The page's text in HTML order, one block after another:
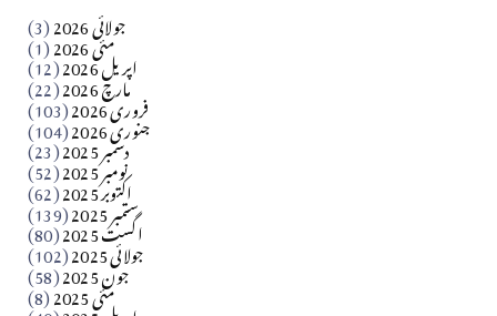
جولائی 2026 (3) مئی 2026 (1) اپریل 2026 (12) مارچ 2026 (22) فروری 2026 (103) جنوری 2026 (104) دسمبر 2025 (23) نومبر 2025 (52) اکتوبر 2025 (62) ستمبر 2025 (139) اگست 2025 (80) جولائی 2025 (102) جون 2025 (58) مئی 2025 (8)